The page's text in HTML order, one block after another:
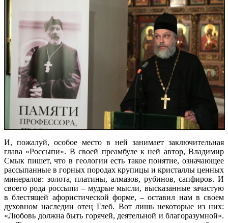
И, пожалуй, особое место в ней занимает заключительная
глава «Россыпи». В своей преамбуле к ней автор, Владимир
Смык пишет, что в геологии есть такое понятие, означающее
рассыпанные в горных породах крупицы и кристаллы ценных
минералов: золота, платины, алмазов, рубинов, сапфиров. И
своего рода россыпи – мудрые мысли, высказанные зачастую
в блестящей афористической форме, – оставил нам в своем
духовном наследии отец Глеб. Вот лишь некоторые из них:
«Любовь должна быть горячей, деятельной и благоразумной».